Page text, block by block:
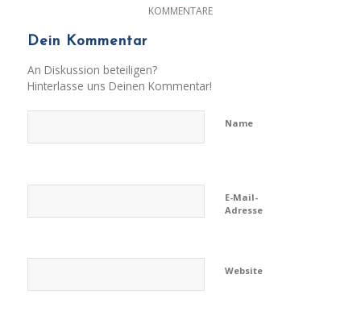
KOMMENTARE
Dein Kommentar
An Diskussion beteiligen?
Hinterlasse uns Deinen Kommentar!
Name
E-Mail-
Adresse
Website